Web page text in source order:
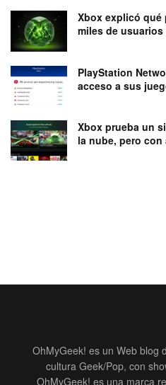
Xbox explicó qué
miles de
PlayStation
acceso a sus
Xbox prueba un
la nube, pero
OhMyGeek! es un Web blog
cultura Geek/Pop, con
OhMyGeek! es una marca